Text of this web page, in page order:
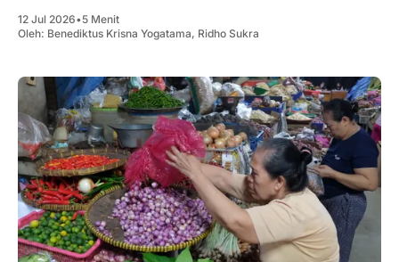
Pahlawan (TMP) di Kalibata.
12 Jul 2026•5 Menit
Oleh: Benediktus Krisna Yogatama, Ridho Sukra